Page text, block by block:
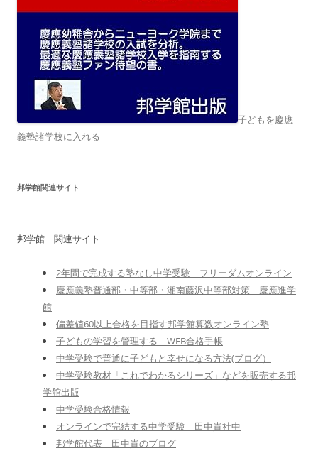
子どもを慶應
義塾諸学校に入れる
邦学館関連サイト
邦学館 関連サイト
2年間で完成する塾なし中学受験 フリーダムオンライン
慶應義塾普通部・中等部・湘南藤沢中等部対策 慶應進学
館
偏差値60以上合格を目指す邦学館算数オンライン塾
子どもの学習を管理する WEB合格手帳
中学受験で普通に子どもと幸せになる方法(ブログ）
中学受験教材「これでわかるシリーズ」などを販売する邦
学館出版
中学受験合格情報
オンラインで完結する中学受験 田中貴社中
邦学館代表 田中貴のブログ